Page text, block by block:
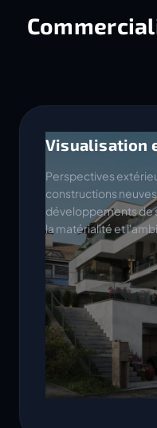
Visualisation
Perspectives
constructions
développements de
la matérialité et